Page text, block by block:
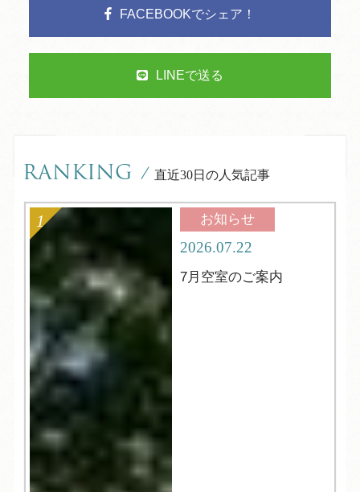
FACEBOOKでシェア！
LINEで送る
RANKING / 直近30日の人気記事
お知らせ
2026.07.22
7月空室のご案内